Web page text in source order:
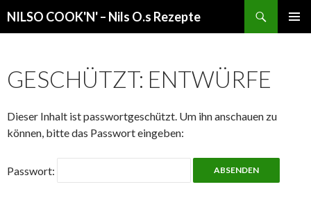
NILSO COOK'N' – Nils O.s Rezepte
GESCHÜTZT: ENTWÜRFE
Dieser Inhalt ist passwortgeschützt. Um ihn anschauen zu
können, bitte das Passwort eingeben:
Passwort: